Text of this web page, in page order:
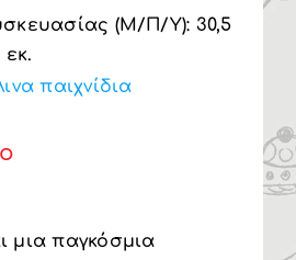
(Μ/Π/Υ): 30,5
εκ.
παιχνίδια
μια παγκόσμια